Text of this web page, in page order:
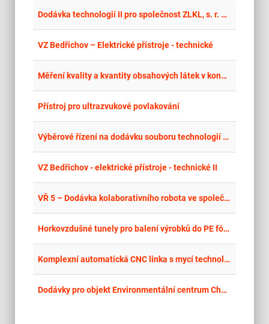
Dodávka technologií II pro společnost ZLKL, s. r. o. v rámci projektu Inovace modulárního skladovacího systému s vysokou nosností
VZ Bedřichov – Elektrické přístroje - technické
Měření kvality a kvantity obsahových látek v kondenzátech, zkapalněných plynech a suchém ledu
Přístroj pro ultrazvukové povlakování
Výběrové řízení na dodávku souboru technologií pro společnost KR – TOOLS s.r.o.
VZ Bedřichov - elektrické přístroje - technické II
VŘ 5 – Dodávka kolaborativního robota ve společnosti MS ProTech s.r.o.
Horkovzdušné tunely pro balení výrobků do PE fólie
Komplexní automatická CNC linka s mycí technologií
Dodávky pro objekt Environmentální centrum Chodov